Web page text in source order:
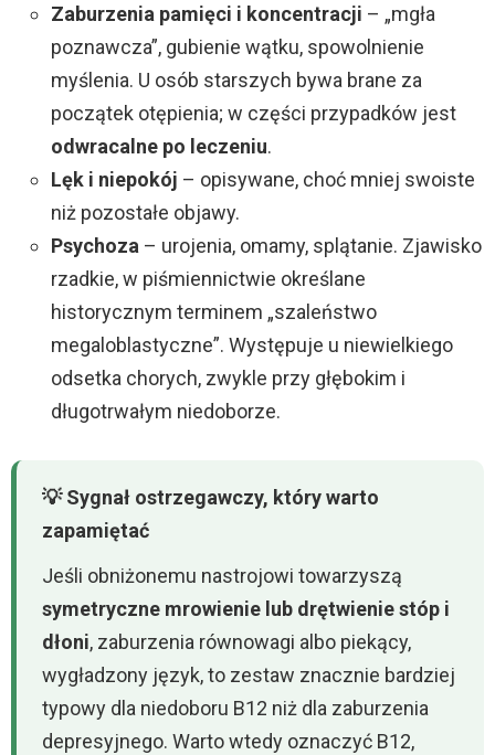
Zaburzenia pamięci i koncentracji – „mgła
poznawcza”, gubienie wątku, spowolnienie
myślenia. U osób starszych bywa brane za
początek otępienia; w części przypadków jest
odwracalne po leczeniu.
Lęk i niepokój – opisywane, choć mniej swoiste
niż pozostałe objawy.
Psychoza – urojenia, omamy, splątanie. Zjawisko
rzadkie, w piśmiennictwie określane
historycznym terminem „szaleństwo
megaloblastyczne”. Występuje u niewielkiego
odsetka chorych, zwykle przy głębokim i
długotrwałym niedoborze.
💡 Sygnał ostrzegawczy, który warto
zapamiętać
Jeśli obniżonemu nastrojowi towarzyszą
symetryczne mrowienie lub drętwienie stóp i
dłoni, zaburzenia równowagi albo piekący,
wygładzony język, to zestaw znacznie bardziej
typowy dla niedoboru B12 niż dla zaburzenia
depresyjnego. Warto wtedy oznaczyć B12,